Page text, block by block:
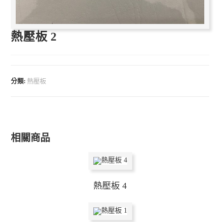
熱壓板 2
分類: 熱壓板
相關商品
熱壓板 4